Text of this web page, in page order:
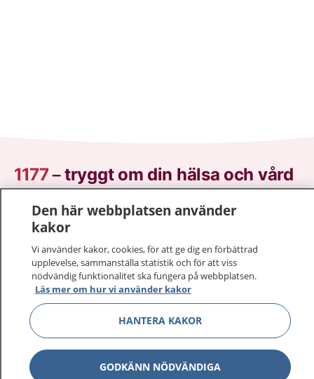
1177–tryggt om din hälsa och vård
På 1177.se får du råd om hälsa och information om
sjukdomar och vilka mottagningar du kan kontakta.
vårdärenden. Ring telefonnummer 1177 för
sjukvårdsrådgivning dygnet runt.
1177 ger dig råd när du vill må bättre.
Den här webbplatsen använder
kakor
Vi använder kakor, cookies, för att ge dig en förbättrad
upplevelse, sammanställa statistik och för att viss
nödvändig funktionalitet ska fungera på webbplatsen.
Läs mer om hur vi använder kakor
HANTERA KAKOR
GODKÄNN NÖDVÄNDIGA